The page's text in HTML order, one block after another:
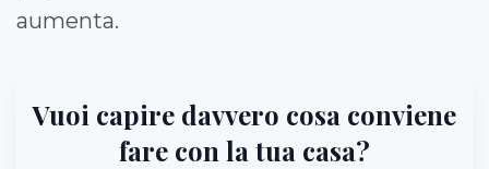
aumenta.
Vuoi capire davvero cosa conviene
fare con la tua casa?